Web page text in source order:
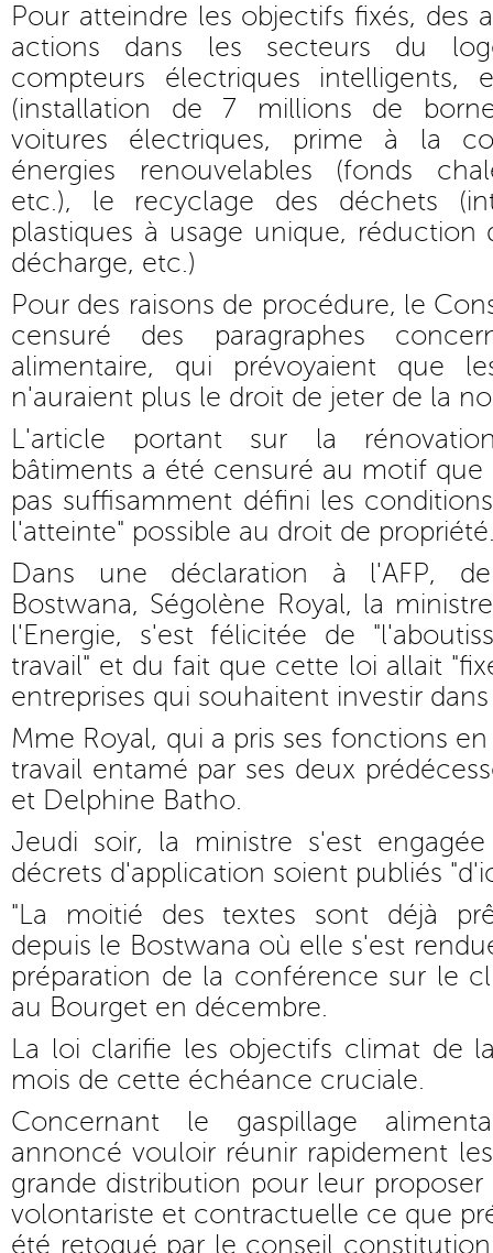
Pour atteindre les objectifs fixés, des
actions dans les secteurs du
compteurs électriques intelligents,
(installation de 7 millions de
voitures électriques, prime à la
énergies renouvelables (fonds
etc.), le recyclage des déchets
plastiques à usage unique, réduction
décharge, etc.)
Pour des raisons de procédure, le
censuré des paragraphes
alimentaire, qui prévoyaient que
n'auraient plus le droit de jeter de la
L'article portant sur la
bâtiments a été censuré au motif que
pas suffisamment défini les
l'atteinte" possible au droit de
Dans une déclaration à l'AFP,
Bostwana, Ségolène Royal, la
l'Energie, s'est félicitée de
travail" et du fait que cette loi allait
entreprises qui souhaitent investir
Mme Royal, qui a pris ses fonctions
travail entamé par ses deux
et Delphine Batho.
Jeudi soir, la ministre s'est
décrets d'application soient publiés
"La moitié des textes sont déjà
depuis le Bostwana où elle s'est
préparation de la conférence sur le
au Bourget en décembre.
La loi clarifie les objectifs climat de
mois de cette échéance cruciale.
Concernant le gaspillage
annoncé vouloir réunir rapidement
grande distribution pour leur
volontariste et contractuelle ce que
été retoqué par le conseil